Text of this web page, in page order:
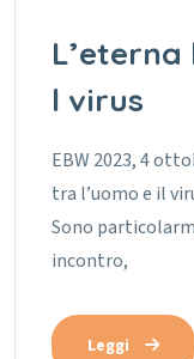
l virus
EBW 2023, 4
tra l’uomo e il
Sono
incontro,
Leggi